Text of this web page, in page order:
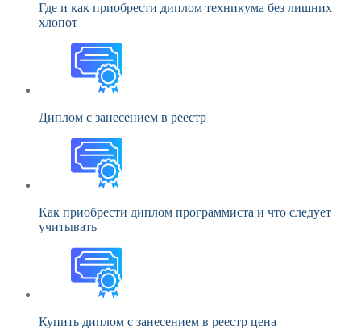
Где и как приобрести диплом техникума без лишних
хлопот
Диплом с занесением в реестр
Как приобрести диплом программиста и что следует
учитывать
Купить диплом с занесением в реестр цена